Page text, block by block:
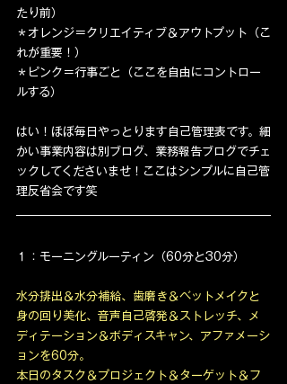
たり前）
＊オレンジ＝クリエイティブ＆アウトプット（こ
れが重要！）
＊ピンク＝行事ごと（ここを自由にコントロー
ルする）
はい！ほぼ毎日やっとります自己管理表です。細
かい事業内容は別ブログ、業務報告ブログでチェ
ックしてくださいませ！ここはシンプルに自己管
理反省会です笑
１：モーニングルーティン（60分と30分）
水分排出＆水分補給、歯磨き＆ベットメイクと
身の回り美化、音声自己啓発＆ストレッチ、メ
ディテーション＆ボディスキャン、アファメーシ
ョンを60分。
本日のタスク＆プロジェクト＆ターゲット＆フ